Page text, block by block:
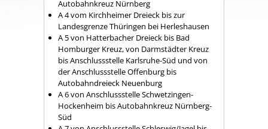
Autobahnkreuz Nürnberg
A 4 vom Kirchheimer Dreieck bis zur
Landesgrenze Thüringen bei Herleshausen
A 5 von Hatterbacher Dreieck bis Bad
Homburger Kreuz, von Darmstädter Kreuz
bis Anschlussstelle Karlsruhe-Süd und von
der Anschlussstelle Offenburg bis
Autobahndreieck Neuenburg
A 6 von Anschlussstelle Schwetzingen-
Hockenheim bis Autobahnkreuz Nürnberg-
Süd